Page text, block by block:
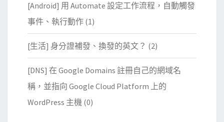
[Android] 用 Automate 設定工作流程，自動觸發
事件、執行動作 (1)
[生活] 身分證補發、換發的英文？ (2)
[DNS] 在 Google Domains 註冊自己的網域名
稱，並指向 Google Cloud Platform 上的
WordPress 主機 (0)